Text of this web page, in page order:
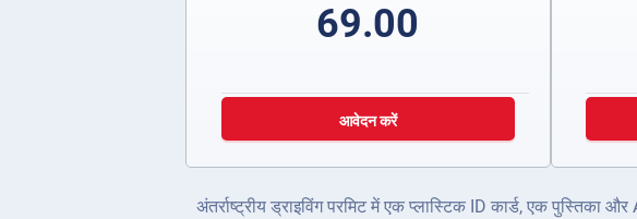
69.00
आवेदन करें
अंतर्राष्ट्रीय ड्राइविंग परमिट में एक प्लास्टिक ID कार्ड, एक